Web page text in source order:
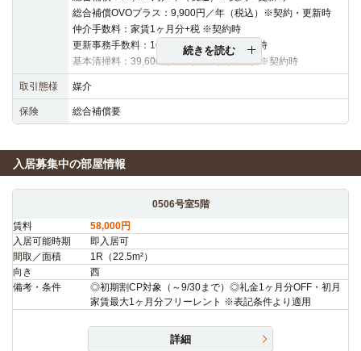
総合補償OVOプラス：9,900円／年（税込）※契約・更新時
仲介手数料：家賃1ヶ月分+税 ※契約時
更新事務手数料：16,500円（税込）※更新時
基本清掃料：39,600円～42,900円（税込）※契約時
続きを読む
取引態様 媒介
保険 総合補償要
入居募集中の部屋情報
0506号室5階
賃料
58,000円
入居可能時期
即入居可
間取／面積
1R（22.5m²）
向き
西
備考・条件
◎初期割CP対象（～9/30まで）◎礼金1ヶ月分OFF・初月
家賃最大1ヶ月分フリーレント ※表記条件より適用
詳細